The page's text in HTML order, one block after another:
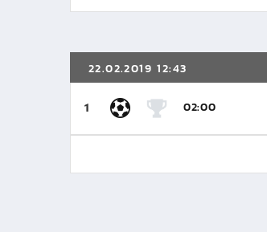
22.02.2019 12:43
1 02:00